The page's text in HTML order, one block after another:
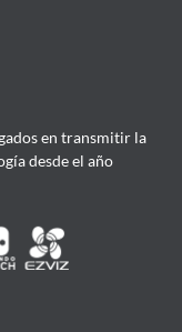
en transmitir la
desde el año